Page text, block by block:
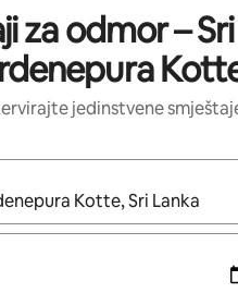
za odmor – Sri
jedinstvene
rezultati, moći ćete ih